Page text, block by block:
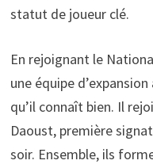
statut de joueur clé.
En rejoignant le
une équipe
qu’il connaît bien. Il
Daoust, première
soir. Ensemble, ils